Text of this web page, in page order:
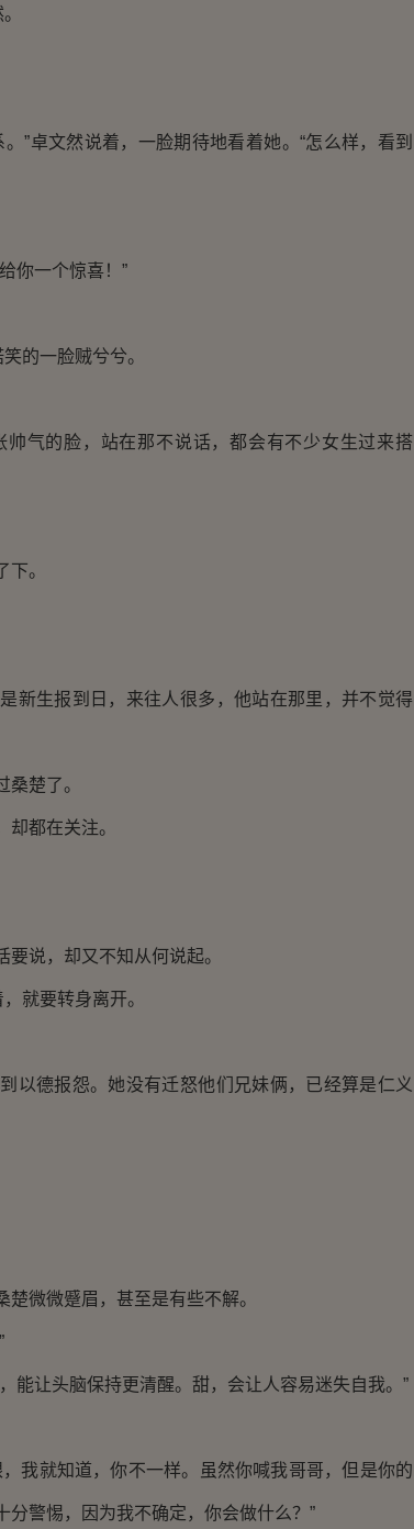
卓文然说着，一脸期待地看着她。“怎么样，看到
你一个惊喜！”
的一脸贼兮兮。
气的脸，站在那不说话，都会有不少女生过来搭
。
生报到日，来往人很多，他站在那里，并不觉得
楚了。
都在关注。
说，却又不知从何说起。
就要转身离开。
德报怨。她没有迁怒他们兄妹俩，已经算是仁义
微微蹙眉，甚至是有些不解。
让头脑保持更清醒。甜，会让人容易迷失自我。”
就知道，你不一样。虽然你喊我哥哥，但是你的
警惕，因为我不确定，你会做什么？”